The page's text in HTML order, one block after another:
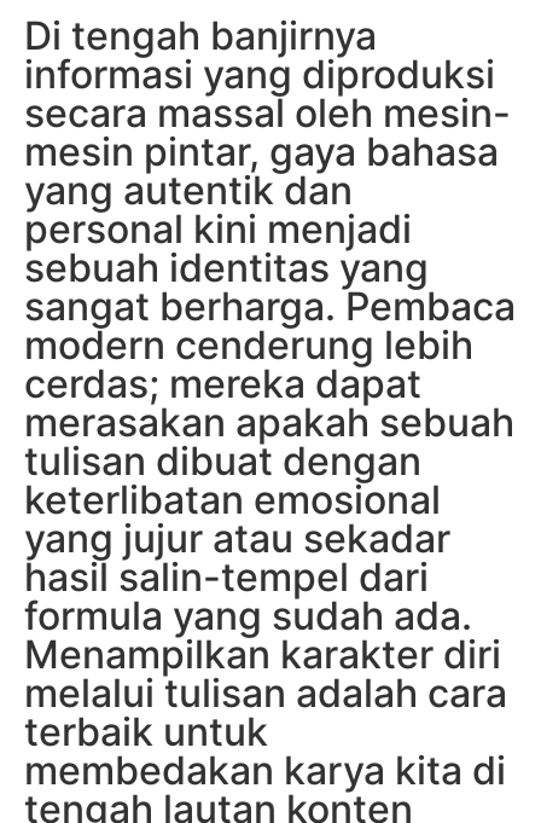
Di tengah banjirnya
informasi yang diproduksi
secara massal oleh mesin-
mesin pintar, gaya bahasa
yang autentik dan
personal kini menjadi
sebuah identitas yang
sangat berharga. Pembaca
modern cenderung lebih
cerdas; mereka dapat
merasakan apakah sebuah
tulisan dibuat dengan
keterlibatan emosional
yang jujur atau sekadar
hasil salin-tempel dari
formula yang sudah ada.
Menampilkan karakter diri
melalui tulisan adalah cara
terbaik untuk
membedakan karya kita di
tengah lautan konten